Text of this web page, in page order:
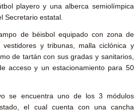
playero y una alberca semiolímpica
Secretario estatal.
de béisbol equipado con zona de
y tribunas, malla ciclónica y
de tartán con sus gradas y sanitarios,
acceso y un estacionamiento para 50
se encuentra uno de los 3 módulos
el cual cuenta con una cancha